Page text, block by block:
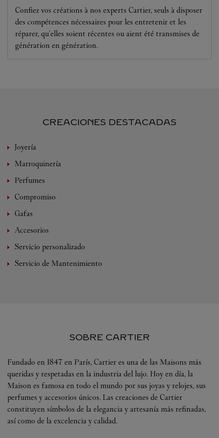
Confiez vos créations à nos experts Cartier, seuls à disposer
des compétences nécessaires pour les entretenir et les
réparer, qu’elles soient récentes ou aient été transmises de
génération en génération.
CREACIONES DESTACADAS
Joyería
Marroquinería
Perfumes
Compromiso
Gafas
Accesorios
Servicio personalizado
Servicio de Mantenimiento
SOBRE CARTIER
Fundado en 1847 en París, Cartier es una de las Maisons más
queridas y respetadas en la industria del lujo. Hoy en día, la
Maison es famosa en todo el mundo por sus joyas y relojes, sus
perfumes y accesorios únicos. Las creaciones de Cartier
constituyen símbolos de la elegancia y artesanía más refinadas,
así como de la excelencia y calidad.